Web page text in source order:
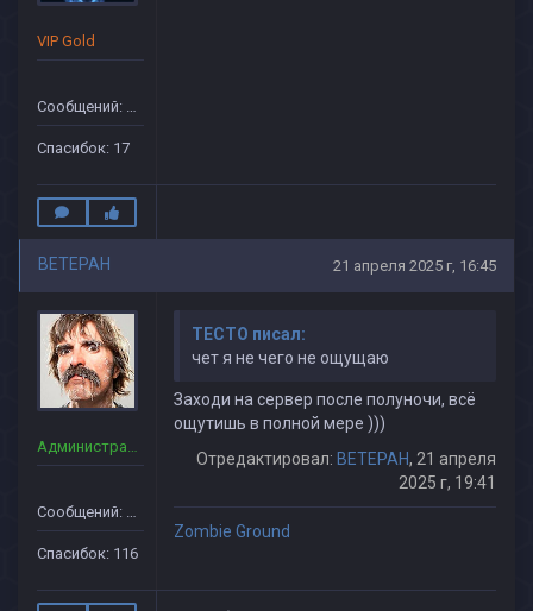
VIP Gold
Сообщений: 68
Спасибок: 17
BETEPAH 21 апреля 2025 г, 16:45
Администраторы
Сообщений: 139
Спасибок: 116
TECTO писал:
чет я не чего не ощущаю
Заходи на сервер после полуночи, всё
ощутишь в полной мере )))
Отредактировал: BETEPAH, 21 апреля
2025 г, 19:41
Zombie Ground